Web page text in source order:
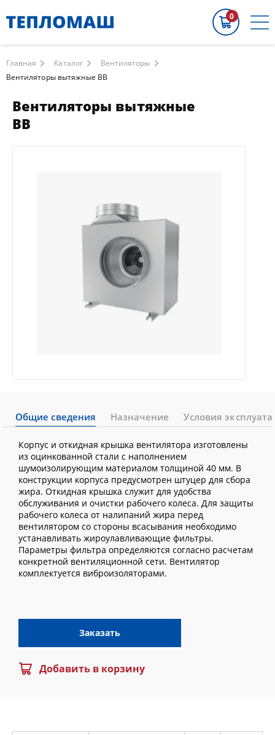
0
Главная Каталог
Вентиляторы
Вентиляторы вытяжные ВВ
Вентиляторы вытяжные
ВВ
Общие сведения Назначение Условия
Корпус и откидная крышка вентилятора изготовлены
из оцинкованной стали с наполнением
шумоизолирующим материалом толщиной 40 мм. В
конструкции корпуса предусмотрен штуцер для сбора
жира. Откидная крышка служит для удобства
обслуживания и очистки рабочего колеса. Для защиты
рабочего колеса от налипаний жира перед
вентилятором со стороны всасывания необходимо
устанавливать жироулавливающие фильтры.
Параметры фильтра определяются согласно расчетам
конкретной вентиляционной сети. Вентилятор
комплектуется виброизоляторами.
Заказать
Добавить в корзину